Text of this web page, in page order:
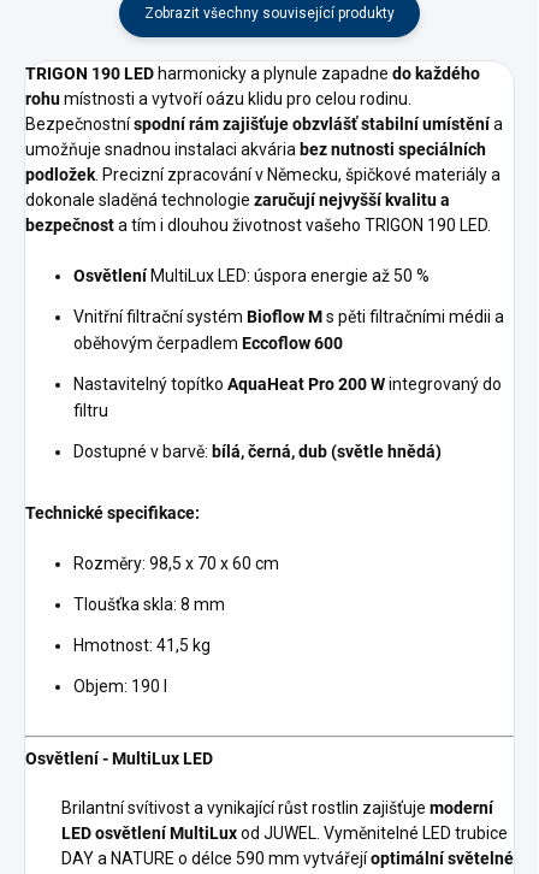
Zobrazit všechny související produkty
TRIGON 190 LED harmonicky a plynule zapadne do každého
rohumístnosti a vytvoří oázu klidu pro celou rodinu.
Bezpečnostníspodní rám zajišťuje obzvlášť stabilní umístěnía
umožňuje snadnou instalaci akvária bez nutnosti speciálních
podložek . Precizní zpracování v Německu, špičkové materiály a
dokonale sladěná technologie zaručují nejvyšší kvalitua
bezpečnosta tím i dlouhou životnost vašeho TRIGON 190 LED.
OsvětleníMultiLux LED: úspora energie až 50 %
Vnitřní filtrační systém Bioflow Ms pěti filtračními médii a
oběhovým čerpadlem Eccoflow 600
Nastavitelný topítko AquaHeat Pro 200 Wintegrovaný do
filtru
Dostupné v barvě: bílá, černá, dub (světle hnědá)
Technické specifikace:
Rozměry: 98,5 x 70 x 60 cm
Tloušťka skla: 8 mm
Hmotnost: 41,5 kg
Objem: 190 l
Osvětlení - MultiLux LED
Brilantní svítivost a vynikající růst rostlin zajišťuje moderní
LED osvětlení MultiLuxod JUWEL. Vyměnitelné LED trubice
DAY a NATURE o délce 590 mm vytvářejíoptimální světelné